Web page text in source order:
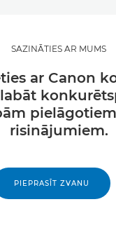
SAZINĀTIES AR MUMS
ar Canon
risinājumiem.
PIEPRASĪT ZVANU